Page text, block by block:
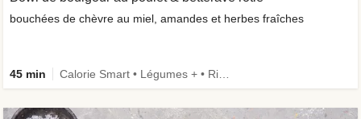
bouchées de chèvre au miel, amandes et herbes fraîches
45 min